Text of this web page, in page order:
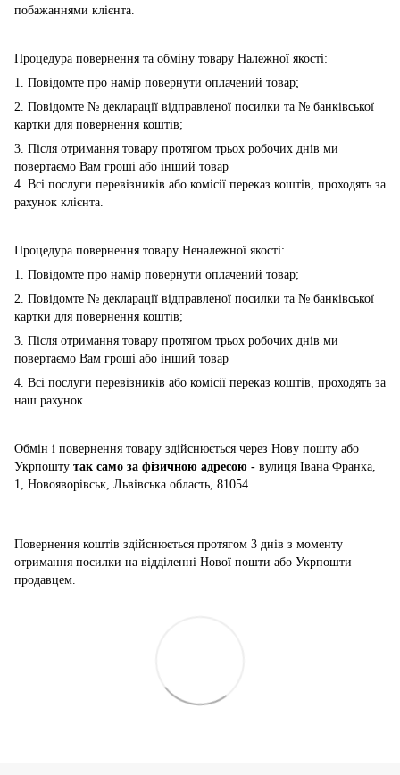
побажаннями клієнта.
Процедура повернення та обміну товару Належної якості:
1. Повідомте про намір повернути оплачений товар;
2. Повідомте № декларації відправленої посилки та № банківської
картки для повернення коштів;
3. Після отримання товару протягом трьох робочих днів ми
повертаємо Вам гроші або інший товар
4. Всі послуги перевізників або комісії переказ коштів, проходять за
рахунок клієнта.
Процедура повернення товару Неналежної якості:
1. Повідомте про намір повернути оплачений товар;
2. Повідомте № декларації відправленої посилки та № банківської
картки для повернення коштів;
3. Після отримання товару протягом трьох робочих днів ми
повертаємо Вам гроші або інший товар
4. Всі послуги перевізників або комісії переказ коштів, проходять за
наш рахунок.
Обмін і повернення товару здійснюється через Нову пошту або
Укрпошту так само за фізичною адресою - вулиця Івана Франка,
1, Новояворівськ, Львівська область, 81054
Повернення коштів здійснюється протягом 3 днів з моменту
отримання посилки на відділенні Нової пошти або Укрпошти
продавцем.